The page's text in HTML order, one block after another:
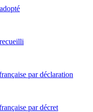
par déclaration
par décret